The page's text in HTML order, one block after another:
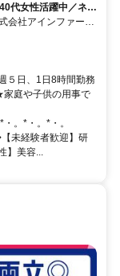
代女性活躍中／ネイ
会社アインファーマ
５日、1日8時間勤務
庭や子供の用事で
。*・。*・。
未経験者歓迎】研
】美容...